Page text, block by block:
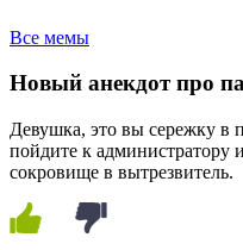
Все мемы
Новый анекдот про
Девушка, это вы сережку
пойдите к администратору
сокровище в вытрезвитель.